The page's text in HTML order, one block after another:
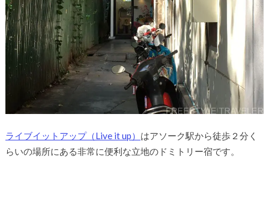
ライブイットアップ（Live it up） はアソーク駅から徒歩２分く
らいの場所にある非常に便利な立地のドミトリー宿です。